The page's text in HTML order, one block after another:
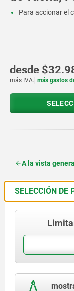
Para accionar el
desde
más IVA. más gastos
A la vista
SELECCIÓN DE